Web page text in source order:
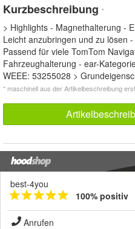
Kurzbeschreibung *
> Highlights - Magnethalterung -
Leicht anzubringen und zu lösen
Passend für viele TomTom
Fahrzeughalterung - ear-
WEEE: 53255028 >
* maschinell aus der Artikelbeschreibung
best-4you
100% positiv
Anrufen